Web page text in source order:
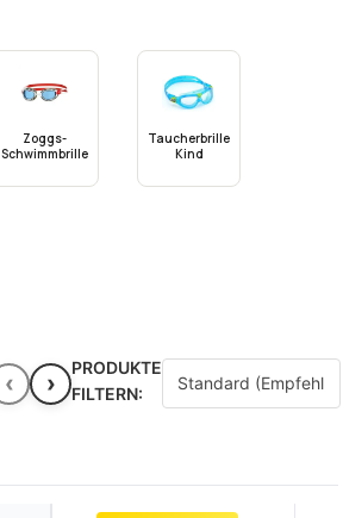
Zoggs-
Schwimmbrille
Taucherbrille
Kind
‹ ›
PRODUKTE
FILTERN: